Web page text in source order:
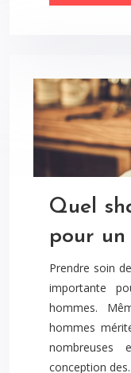
Quel
pour un
Prendre soin
importante
hommes.
hommes
nombreuses
conception